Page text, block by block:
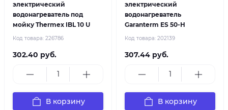
электрический
водонагреватель под
мойку Thermex IBL 10 U
Код товара: 226786
302.40 руб.
В корзину
электрический
водонагреватель
Garanterm ES 50-H
Код товара: 202139
307.44 руб.
В корзину